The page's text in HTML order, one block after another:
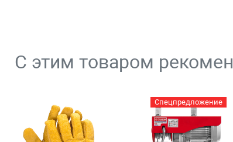
С этим товаром
Спецпредложение